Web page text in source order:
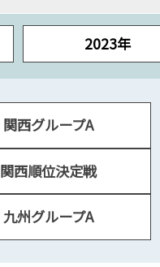
2023年
関西グループA
関西順位決定戦
九州グループA